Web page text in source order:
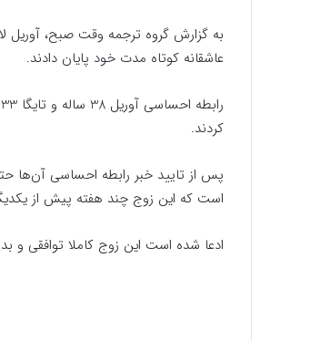
به گزارش گروه ترجمه وقت صبح، آوریل
عاشقانه کوتاه مدت خود پایان دادند.
کردند.
پس از تایید خبر رابطه احساسی آن‌ها
است که این زوج چند هفته پیش از
ادعا شده است این زوج کاملا توافقی و